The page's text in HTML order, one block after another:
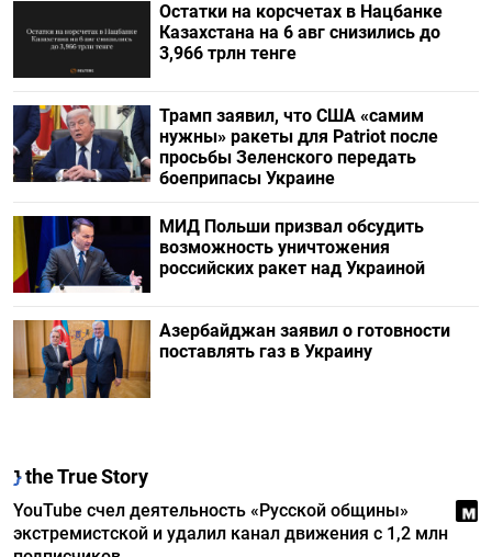
Остатки на корсчетах в Нацбанке
Казахстана на 6 авг снизились до
3,966 трлн тенге
Трамп заявил, что США «самим
нужны» ракеты для Patriot после
просьбы Зеленского передать
боеприпасы Украине
МИД Польши призвал обсудить
возможность уничтожения
российских ракет над Украиной
Азербайджан заявил о готовности
поставлять газ в Украину